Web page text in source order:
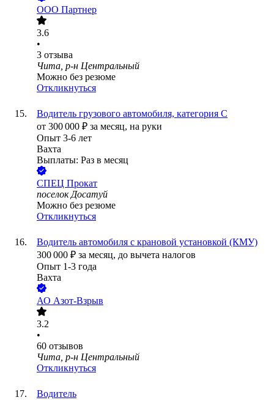
ООО Партнер
3.6
•
3 отзыва
Чита, р-н Центральный
Можно без резюме
Откликнуться
Водитель грузового автомобиля, категория С
от 300 000 ₽ за месяц, на руки
Опыт 3-6 лет
Вахта
Выплаты: Раз в месяц
СПЕЦ Прокат
поселок Досатуй
Можно без резюме
Откликнуться
Водитель автомобиля с крановой установкой (КМУ)
300 000 ₽ за месяц, до вычета налогов
Опыт 1-3 года
Вахта
АО Азот-Взрыв
3.2
•
60 отзывов
Чита, р-н Центральный
Откликнуться
Водитель